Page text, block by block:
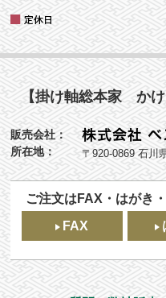
【掛け軸総本家 か
販売会社：
所在地：
〒920-0869 石川
ご注文はFAX・はがき
FAX